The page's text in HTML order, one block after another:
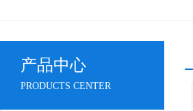
产品中心
PRODUCTS CENTER